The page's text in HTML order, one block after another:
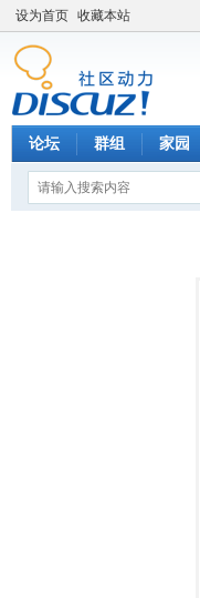
设为首页 收藏本站
论坛 群组 家园